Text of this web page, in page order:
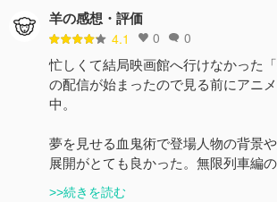
羊の感想・評価
4.1 0 0
忙しくて結局映画館へ行けなかった「
の配信が始まったので見る前にアニ
中。
夢を見せる血鬼術で登場人物の背景
展開がとても良かった。無限列車編
>>続きを読む